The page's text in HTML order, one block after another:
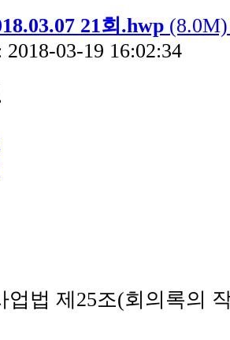
21회.hwp
03-19 16:02:34
업법 제25조(회의록의